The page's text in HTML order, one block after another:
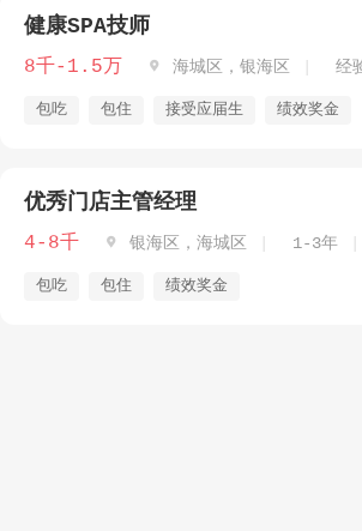
健康SPA技师
8千-1.5万  海城区，银海区 经
包吃 包住 接受应届生 绩效奖金
优秀门店主管经理
4-8千  银海区，海城区 1-3年
包吃 包住 绩效奖金